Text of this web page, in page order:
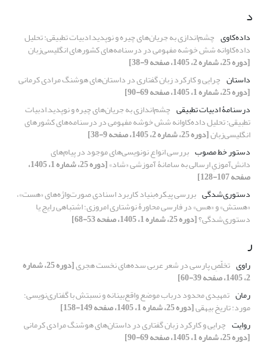
د
داده‌کاوی چشم‌اندازی به جریان‌های چیره و نوپدیدادبیات تطبیقی: تحلیل
داده‌کاوانه شش خوشه مفهومی در درسنامه‌های کشورهای انگلیسی‌زبان
[دوره 25، شماره 2، 1405، صفحه 9-38]
داستان چرایی و کارکرد زبان گفتاری در داستان‌های هوشنگ مرادی کرمانی
[دوره 25، شماره 1، 1405، صفحه 69-90]
درسنامۀ ادبیات تطبیقی چشم‌اندازی به جریان‌های چیره و نوپدیدادبیات
تطبیقی: تحلیل داده‌کاوانه شش خوشه مفهومی در درسنامه‌های کشورهای
انگلیسی‌زبان[دوره 25، شماره 2، 1405، صفحه 9-38]
دستور خط مصوب بررسی انواع نونویسی‌های موجود در پیام‌های
دانش‌آموزیِ ارسالی به سامانۀ آموزشی «شاد» [دوره 25، شماره 1، 1405،
صفحه 107-128]
دستوری‌شدگی بررسی پیکره‌بنیاد کاربرد اسنادی صورت‌واژه‌های «هست»،
«هستش» و «هس» در فارسی محاورۀ نوشتاری امروزی؛ اشتباهی رایج یا
دستوری‌شدگی؟[دوره 25، شماره 1، 1405، صفحه 53-68]
ر
راوی تخلّصِ پارسی در شعر عربی سده‌های نخست هجری [دوره 25، شماره
2، 1405، صفحه 39-60]
رمان تمهیدی محدود درباب موضع واقع‌بینانه ونسبتش با گفتاری‌نویسی؛
مورد: تاریخ بیهقی[دوره 25، شماره 1، 1405، صفحه 149-158]
روایت چرایی و کارکرد زبان گفتاری در داستان‌های هوشنگ مرادی کرمانی
[دوره 25، شماره 1، 1405، صفحه 69-90]